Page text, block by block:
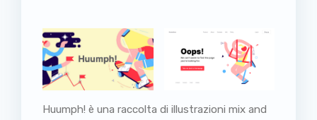
Huumph! è una raccolta di illustrazioni mix and